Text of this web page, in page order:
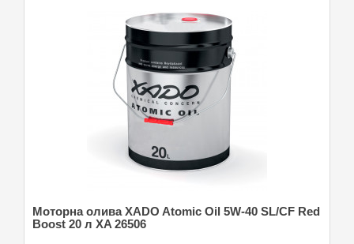
Моторна олива XADO Atomic Oil 5W-40 SL/CF Red
Boost 20 л XA 26506